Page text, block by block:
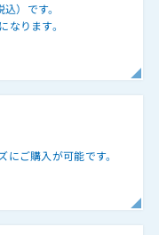
）です。
なります。
ご購入が可能です。